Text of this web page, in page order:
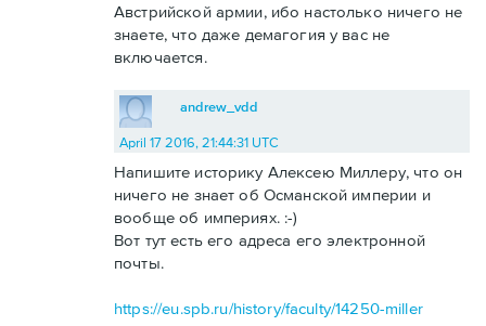
Австрийской армии, ибо настолько ничего не
знаете, что даже демагогия у вас не
включается.
andrew_vdd
April 17 2016, 21:44:31 UTC
Напишите историку Алексею Миллеру, что он
ничего не знает об Османской империи и
вообще об империях. :-)
Вот тут есть его адреса его электронной
почты.
https://eu.spb.ru/history/faculty/14250-miller